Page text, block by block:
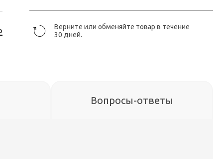
Верните или обменяйте товар в течение
30 дней.
Вопросы-ответы